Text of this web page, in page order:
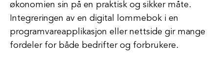
økonomien sin på en praktisk og sikker måte.
Integreringen av en digital lommebok i en
programvareapplikasjon eller nettside gir mange
fordeler for både bedrifter og forbrukere.